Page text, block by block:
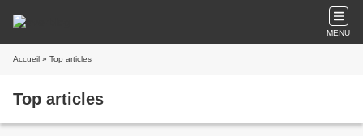
MENU
Accueil » Top articles
Top articles